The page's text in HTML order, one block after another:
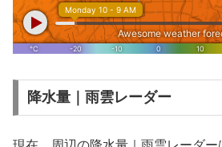
降水量｜雨雲レーダー